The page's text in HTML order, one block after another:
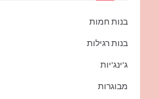
בנות חמות
בנות רגילות
ג'ינג'יות
מבוגרות